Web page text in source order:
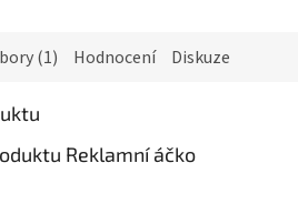
(1) Hodnocení Diskuze
Reklamní áčko